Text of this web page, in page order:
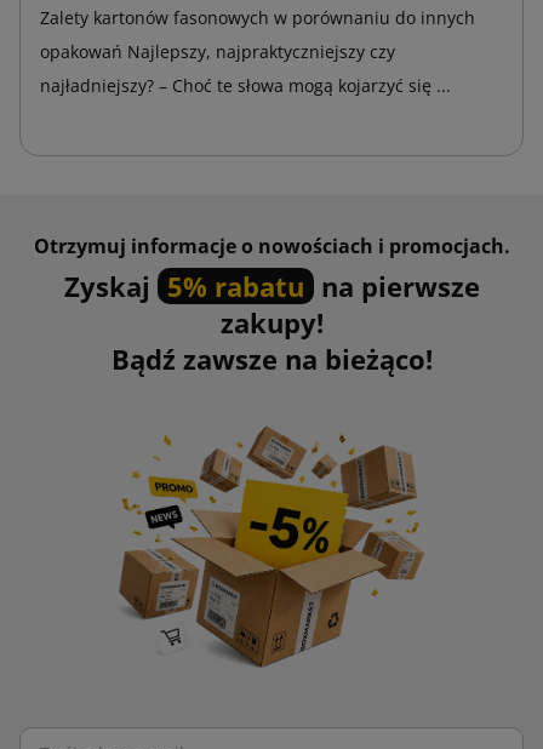
Zalety kartonów fasonowych w porównaniu do innych
opakowań Najlepszy, najpraktyczniejszy czy
najładniejszy? – Choć te słowa mogą kojarzyć się ...
Otrzymuj informacje o nowościach i promocjach.
Zyskaj 5% rabatu na pierwsze
zakupy!
Bądź zawsze na bieżąco!